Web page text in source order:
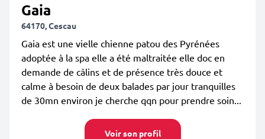
Gaia
64170, Cescau
Gaia est une vielle chienne patou des Pyrénées
adoptée à la spa elle a été maltraitée elle doc en
demande de câlins et de présence très douce et
calme à besoin de deux balades par jour tranquilles
de 30mn environ je cherche qqn pour prendre soin...
Voir son profil